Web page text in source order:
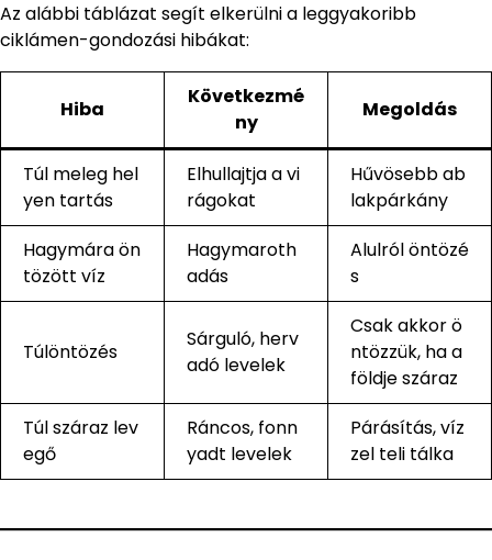
Az alábbi táblázat segít elkerülni a leggyakoribb
ciklámen-gondozási hibákat:
Hiba
Következmé
ny
Megoldás
Túl meleg hel
yen tartás
Elhullajtja a vi
rágokat
Hűvösebb ab
lakpárkány
Hagymára ön
tözött víz
Hagymaroth
adás
Alulról öntözé
s
Túlöntözés
Sárguló, herv
adó levelek
Csak akkor ö
ntözzük, ha a
földje száraz
Túl száraz lev
egő
Ráncos, fonn
yadt levelek
Párásítás, víz
zel teli tálka